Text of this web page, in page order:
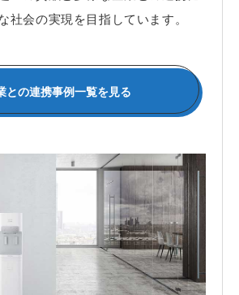
社会の実現を目指しています。
との連携事例一覧を見る